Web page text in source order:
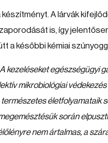
A lárvák
is, így
a későbbi kémiai
kezeléseket egészségügyi
mikrobiológiai
életfolyamataik
során
nem ártalmas, a